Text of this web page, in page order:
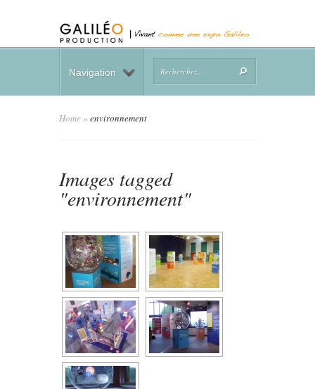
Navigation
Home » environnement
Images tagged
"environnement"